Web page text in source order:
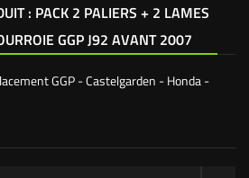
: PACK 2 PALIERS + 2 LAMES
GGP J92 AVANT 2007
GGP - Castelgarden - Honda -